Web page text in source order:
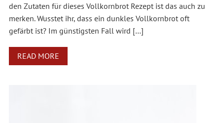
den Zutaten für dieses Vollkornbrot Rezept ist das auch zu
merken. Wusstet ihr, dass ein dunkles Vollkornbrot oft
gefärbt ist? Im günstigsten Fall wird […]
READ MORE